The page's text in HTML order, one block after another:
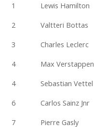
1
Lewis Hamilton
2
Valtteri Bottas
3
Charles Leclerc
4
Max Verstappen
4
Sebastian Vettel
6
Carlos Sainz Jnr
7
Pierre Gasly